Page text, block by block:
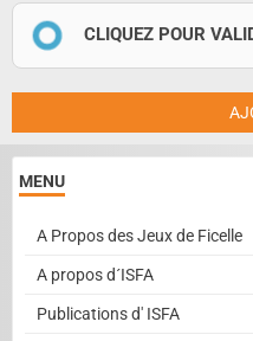
CLIQUEZ POUR
MENU
A Propos des Jeux de Ficelle
A propos d´ISFA
Publications d' ISFA